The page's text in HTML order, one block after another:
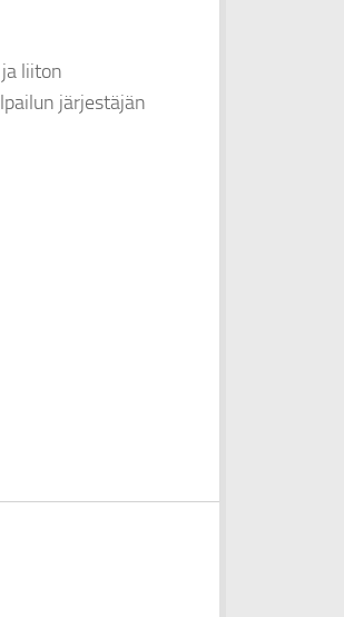
ja liiton
järjestäjän